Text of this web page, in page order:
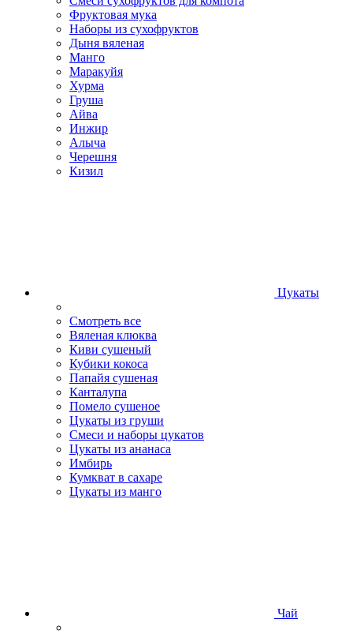
Фруктовая мука
Наборы из сухофруктов
Дыня вяленая
Манго
Маракуйя
Хурма
Груша
Айва
Инжир
Алыча
Черешня
Кизил
Цукаты
Смотреть все
Вяленая клюква
Киви сушеный
Кубики кокоса
Папайя сушеная
Канталупа
Помело сушеное
Цукаты из груши
Смеси и наборы цукатов
Цукаты из ананаса
Имбирь
Кумкват в сахаре
Цукаты из манго
Чай